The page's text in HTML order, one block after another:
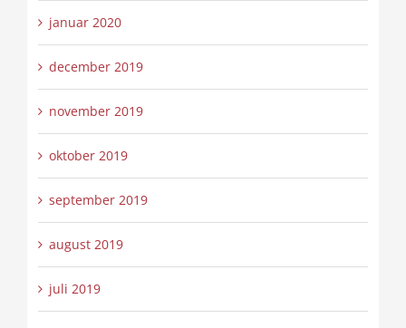
januar 2020
december 2019
november 2019
oktober 2019
september 2019
august 2019
juli 2019